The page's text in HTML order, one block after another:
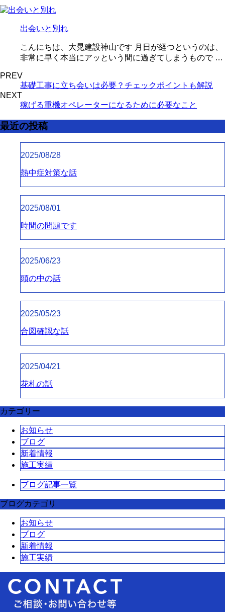
出会いと別れ
こんにちは、大晃建設神山です 月日が経つというのは、
非常に早く本当にアッという間に過ぎてしまうもので …
PREV
基礎工事に立ち会いは必要？チェックポイントも解説
NEXT
稼げる重機オペレーターになるために必要なこと
最近の投稿
2025/08/28
熱中症対策な話
2025/08/01
時間の問題です
2025/06/23
頭の中の話
2025/05/23
合図確認な話
2025/04/21
花札の話
カテゴリー
お知らせ
ブログ
新着情報
施工実績
ブログ記事一覧
ブログカテゴリ
お知らせ
ブログ
新着情報
施工実績